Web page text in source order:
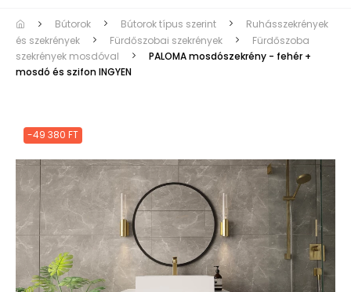
Bútorok Bútorok típus szerint
Ruhásszekrények
és szekrények
Fürdőszobai szekrények
Fürdőszoba
szekrények mosdóval
PALOMA mosdószekrény - fehér +
mosdó és szifon INGYEN
-49 380 FT